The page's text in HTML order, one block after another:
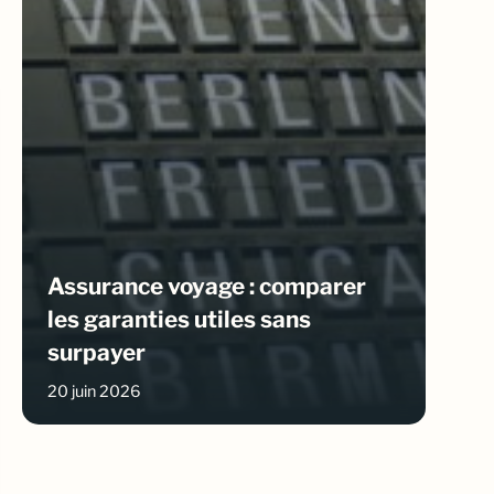
Assurance voyage : comparer
les garanties utiles sans
surpayer
20 juin 2026